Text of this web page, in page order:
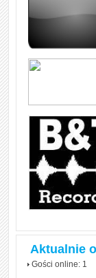
zapamiętasz
zrozumiale
(reported speech)
angielskim
dłużej!
Aktualnie
Gości online: 1